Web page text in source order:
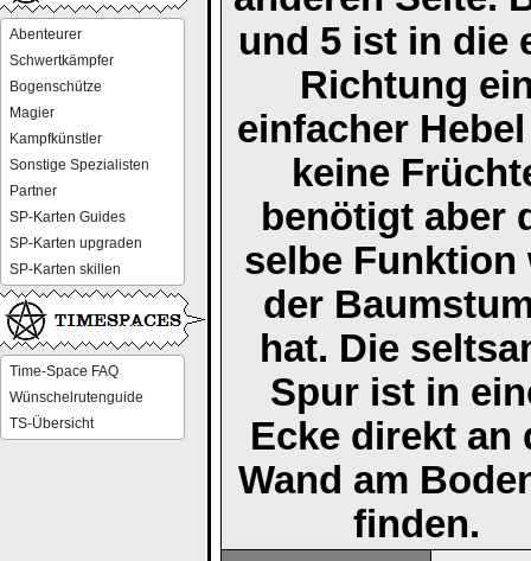
Abenteurer
Schwertkämpfer
Bogenschütze
Magier
Kampfkünstler
Sonstige Spezialisten
Partner
SP-Karten Guides
SP-Karten upgraden
SP-Karten skillen
Time-Space FAQ
Wünschelrutenguide
TS-Übersicht
und 5 ist in die
Richtung
einfacher
keine
benötigt aber
selbe Funktion
der
hat. Die
Spur ist in
Ecke direkt an
Wand am
finden.